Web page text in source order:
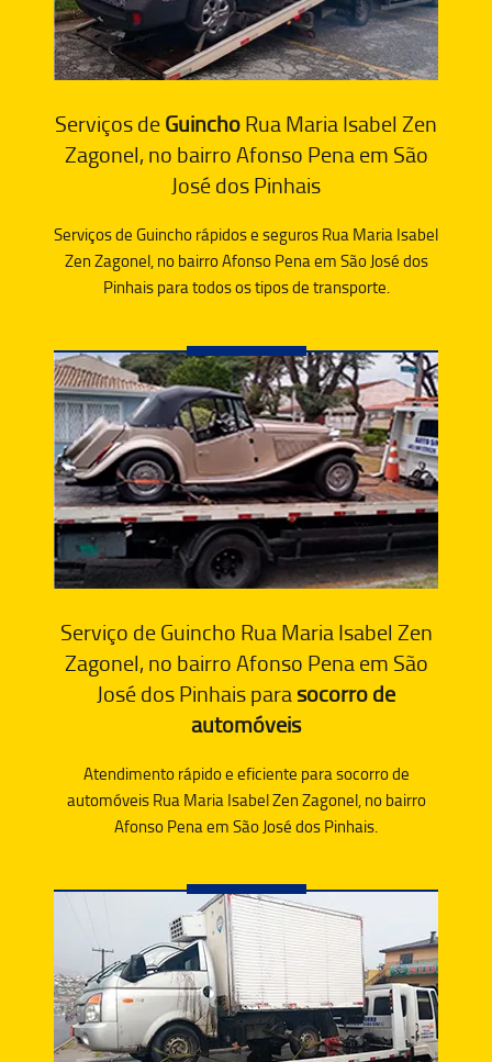
Serviços deGuinchoRua Maria Isabel Zen
Zagonel, no bairro Afonso Pena em São
José dos Pinhais
Serviços de Guincho rápidos e seguros Rua Maria Isabel
Zen Zagonel, no bairro Afonso Pena em São José dos
Pinhais para todos os tipos de transporte.
Serviço de Guincho Rua Maria Isabel Zen
Zagonel, no bairro Afonso Pena em São
José dos Pinhais parasocorro de
automóveis
Atendimento rápido e eficiente para socorro de
automóveis Rua Maria Isabel Zen Zagonel, no bairro
Afonso Pena em São José dos Pinhais.